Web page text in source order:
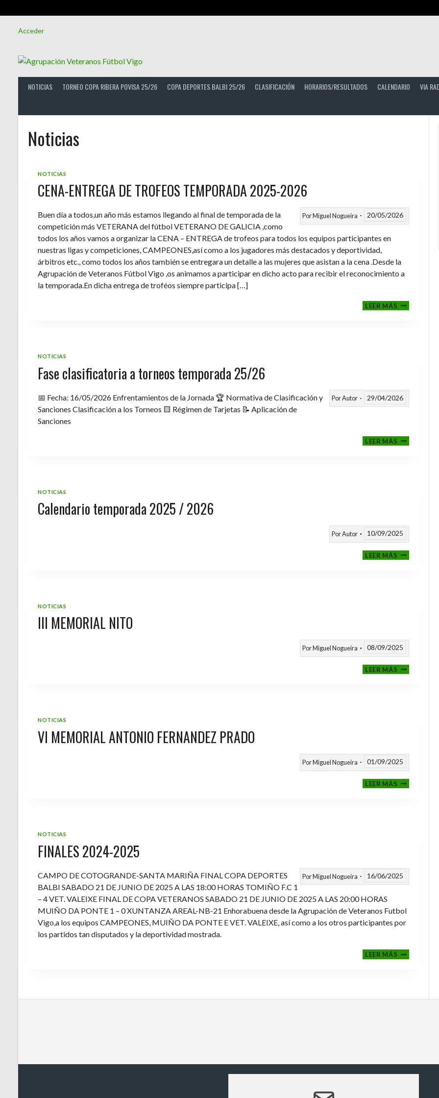
Acceder
NOTICIAS TORNEO COPA RIBERA POVISA 25/26 COPA DEPORTES BALBI 25/26 CLASIFICACIÓN HORARIOS/RESULTADOS CALENDARIO VIA
Noticias
NOTICIAS
CENA-ENTREGA DE TROFEOS TEMPORADA 2025-2026
PorMiguel Nogueira 20/05/2026
Buen día a todos,un año más estamos llegando al final de temporada de la
competición más VETERANA del fútbol VETERANO DE GALICIA ,como
todos los años vamos a organizar la CENA – ENTREGA de trofeos para todos los equipos participantes en
nuestras ligas y competiciones, CAMPEONES,así como a los jugadores más destacados y deportividad,
árbitros etc., como todos los años también se entregara un detalle a las mujeres que asistan a la cena .Desde la
Agrupación de Veteranos Fútbol Vigo ,os animamos a participar en dicho acto para recibir el reconocimiento a
la temporada.En dicha entrega de troféos siempre participa […]
LEER MÁSCENA-
ENTREGA
NOTICIAS
Fase clasificatoria a torneos temporada 25/26
PorAutor 29/04/2026
📅 Fecha: 16/05/2026 Enfrentamientos de la Jornada 🏆 Normativa de Clasificación y
Sanciones Clasificación a los Torneos 🟨 Régimen de Tarjetas 📝 Aplicación de
Sanciones
LEER MÁSFASE
NOTICIAS
Calendario temporada 2025 / 2026
PorAutor 10/09/2025
LEER MÁSCALENDARIO
TEMPORADA
NOTICIAS
III MEMORIAL NITO
PorMiguel Nogueira 08/09/2025
LEER MÁSIII
MEMORIAL
NOTICIAS
VI MEMORIAL ANTONIO FERNANDEZ PRADO
PorMiguel Nogueira 01/09/2025
LEER MÁSVI
MEMORIAL
NOTICIAS
FINALES 2024-2025
PorMiguel Nogueira 16/06/2025
CAMPO DE COTOGRANDE-SANTA MARIÑA FINAL COPA DEPORTES
BALBI SABADO 21 DE JUNIO DE 2025 A LAS 18:00 HORAS TOMIÑO F.C 1
– 4 VET. VALEIXE FINAL DE COPA VETERANOS SABADO 21 DE JUNIO DE 2025 A LAS 20:00 HORAS
MUIÑO DA PONTE 1 – 0 XUNTANZA AREAL-NB-21 Enhorabuena desde la Agrupación de Veteranos Futbol
Vigo,a los equipos CAMPEONES, MUIÑO DA PONTE E VET. VALEIXE, así como a los otros participantes por
los partidos tan disputados y la deportividad mostrada.
LEER MÁSFINALES
2024-